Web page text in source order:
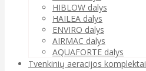
HIBLOW dalys
HAILEA dalys
ENVIRO dalys
AIRMAC dalys
AQUAFORTE dalys
Tvenkinių aeracijos komplektai